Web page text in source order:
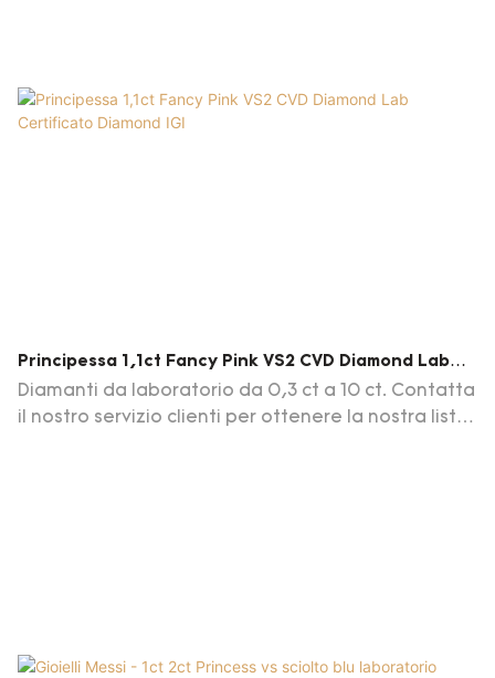
Principessa 1,1ct Fancy Pink VS2 CVD Diamond Lab
Certificato Diamond IGI
Diamanti da laboratorio da 0,3 ct a 10 ct. Contatta
il nostro servizio clienti per ottenere la nostra lista